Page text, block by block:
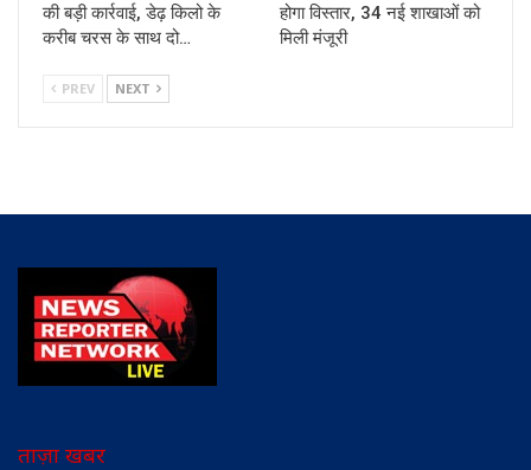
की बड़ी कार्रवाई, डेढ़ किलो के
करीब चरस के साथ दो…
होगा विस्तार, 34 नई शाखाओं को
मिली मंजूरी
PREV NEXT
ताज़ा खबर